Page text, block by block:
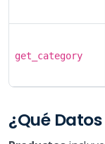
get_category
¿Qué